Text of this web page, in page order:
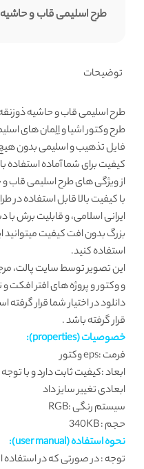
طرح اسلیمی قاب و حاشیه
توضیحات
طرح اسلیمی قاب و حاشیه ذوزنقه
طرح وکتور اشیا و اِلِمان های
فایل تذهیب واسلیمیبدون
کیفیت برای شما آماده استفاده
از ویژگی های طرح اسلیمی قاب و
با کیفیت بالا قابل استفاده
ایرانی اسلامی، و قابلیت برش
بزرگ بدون افت کیفیت
استفاده کنید.
این تصویر توسطسایت پالت،
و وکتور و پروژه های افتر افکت
دانلود در اختیار شما قرار
قرار گرفته باشد .
خصوصیات (properties):
فرمت :eps وکتور
ابعاد :کیفیت ثابت دارد و با
ابعادی تغییر سایز داد
سیستم رنگی :RGB
حجم : 340KB
نحوه استفاده (user manual):
توجه : در صورتی که در